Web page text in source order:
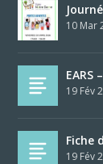
10 Mar
EARS
19 Fév
Fiche
19 Fév